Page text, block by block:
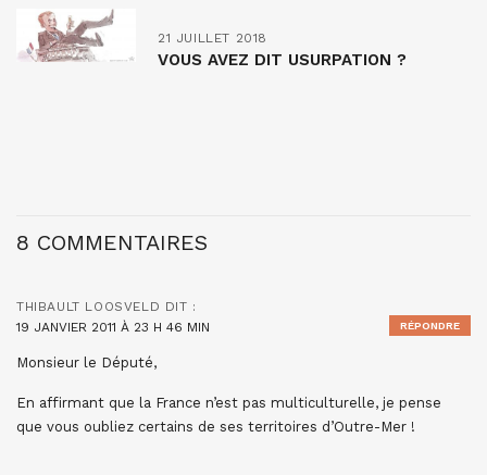
21 JUILLET 2018
VOUS AVEZ DIT USURPATION ?
8 COMMENTAIRES
THIBAULT LOOSVELD DIT :
19 JANVIER 2011 À 23 H 46 MIN
Monsieur le Député,
En affirmant que la France n’est pas multiculturelle, je pense
que vous oubliez certains de ses territoires d’Outre-Mer !
RÉPONDRE